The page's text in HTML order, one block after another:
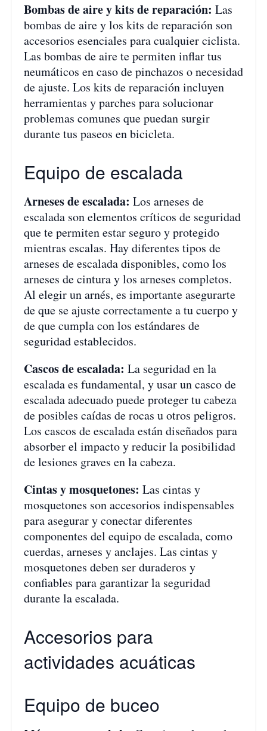
Bombas de aire y kits de reparación: Las
bombas de aire y los kits de reparación son
accesorios esenciales para cualquier ciclista.
Las bombas de aire te permiten inflar tus
neumáticos en caso de pinchazos o necesidad
de ajuste. Los kits de reparación incluyen
herramientas y parches para solucionar
problemas comunes que puedan surgir
durante tus paseos en bicicleta.
Equipo de escalada
Arneses de escalada: Los arneses de
escalada son elementos críticos de seguridad
que te permiten estar seguro y protegido
mientras escalas. Hay diferentes tipos de
arneses de escalada disponibles, como los
arneses de cintura y los arneses completos.
Al elegir un arnés, es importante asegurarte
de que se ajuste correctamente a tu cuerpo y
de que cumpla con los estándares de
seguridad establecidos.
Cascos de escalada: La seguridad en la
escalada es fundamental, y usar un casco de
escalada adecuado puede proteger tu cabeza
de posibles caídas de rocas u otros peligros.
Los cascos de escalada están diseñados para
absorber el impacto y reducir la posibilidad
de lesiones graves en la cabeza.
Cintas y mosquetones: Las cintas y
mosquetones son accesorios indispensables
para asegurar y conectar diferentes
componentes del equipo de escalada, como
cuerdas, arneses y anclajes. Las cintas y
mosquetones deben ser duraderos y
confiables para garantizar la seguridad
durante la escalada.
Accesorios para
actividades acuáticas
Equipo de buceo